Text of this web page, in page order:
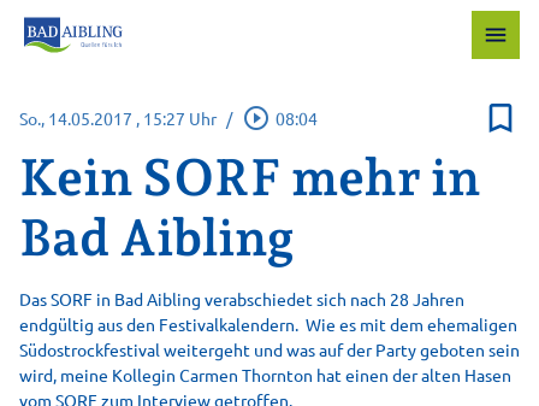
menu
So., 14.05.2017 , 15:27 Uhr / play_circle_outline 08:04 bookmark_border
Kein SORF mehr in
Bad Aibling
Das SORF in Bad Aibling verabschiedet sich nach 28 Jahren
endgültig aus den Festivalkalendern. Wie es mit dem ehemaligen
Südostrockfestival weitergeht und was auf der Party geboten sein
wird, meine Kollegin Carmen Thornton hat einen der alten Hasen
vom SORF zum Interview getroffen.